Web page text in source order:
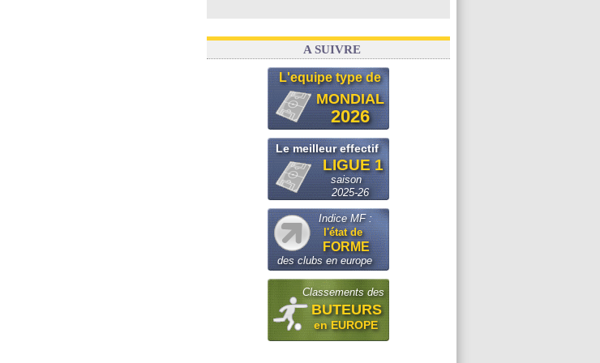
A SUIVRE
L'equipe type de
MONDIAL
2026
Le meilleur effectif
LIGUE 1
saison
2025-26
Indice MF :
l'état de
FORME
des clubs en europe
Classements des
BUTEURS
en EUROPE